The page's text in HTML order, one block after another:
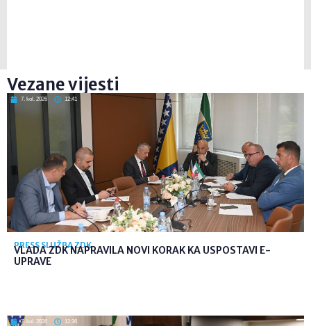
Vezane vijesti
7. kol. 2026 12:41
PRESS SLUŽBA ZDK
VLADA ZDK NAPRAVILA NOVI KORAK KA USPOSTAVI E-
UPRAVE
7. kol. 2026 12:36